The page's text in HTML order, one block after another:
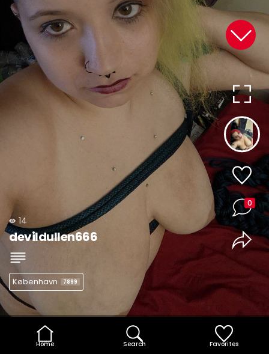
14
devildullen666
København 7899
0
Home Search Favorites